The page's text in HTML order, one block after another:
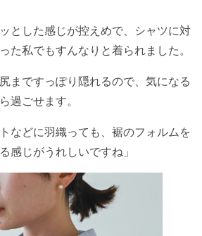
とした感じが控えめで、シャツに対
た私でもすんなりと着られました。
まですっぽり隠れるので、気になる
過ごせます。
などに羽織っても、裾のフォルムを
感じがうれしいですね」